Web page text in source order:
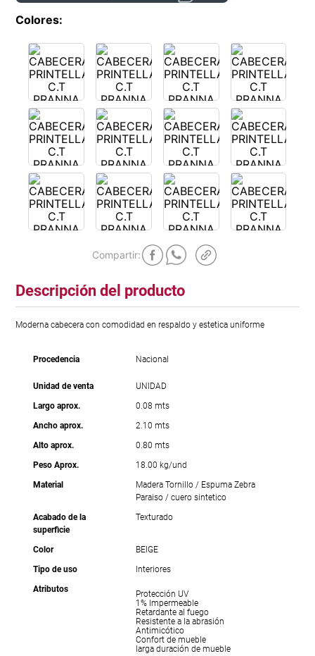
Colores
Descripción del producto
Moderna cabecera con comodidad en respaldo y estetica uniforme
Procedencia Nacional
Unidad de venta
UNIDAD
Largo aprox.
0.08 mts
Ancho aprox.
2.10 mts
Alto aprox.
0.80 mts
Peso Aprox.
18.00 kg/und
Material
Madera Tornillo / Espuma Zebra
Paraiso / cuero sintetico
Acabado de la
superficie
Texturado
Color
BEIGE
Tipo de uso
Interiores
Atributos
Protección UV
1% Impermeable
Retardante al fuego
Resistente a la abrasión
Antimicótico
Confort de mueble
larga duración de mueble